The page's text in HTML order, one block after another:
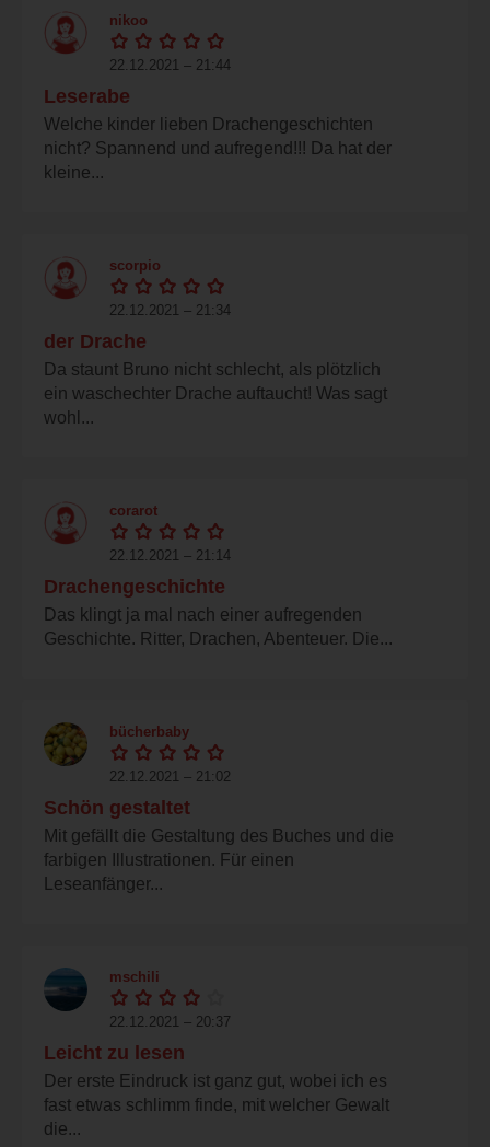
nikoo
22.12.2021 – 21:44
Leserabe
Welche kinder lieben Drachengeschichten
nicht? Spannend und aufregend!!! Da hat der
kleine...
scorpio
22.12.2021 – 21:34
der Drache
Da staunt Bruno nicht schlecht, als plötzlich
ein waschechter Drache auftaucht! Was sagt
wohl...
corarot
22.12.2021 – 21:14
Drachengeschichte
Das klingt ja mal nach einer aufregenden
Geschichte. Ritter, Drachen, Abenteuer. Die...
bücherbaby
22.12.2021 – 21:02
Schön gestaltet
Mit gefällt die Gestaltung des Buches und die
farbigen Illustrationen. Für einen
Leseanfänger...
mschili
22.12.2021 – 20:37
Leicht zu lesen
Der erste Eindruck ist ganz gut, wobei ich es
fast etwas schlimm finde, mit welcher Gewalt
die...